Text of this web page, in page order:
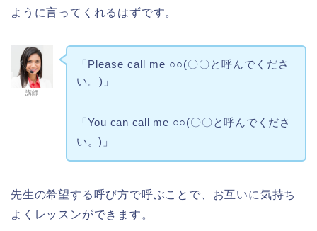
ように言ってくれるはずです。
講師
「Please call me ○○(〇〇と呼んでくださ
い。)」
「You can call me ○○(〇〇と呼んでくださ
い。)」
先生の希望する呼び方で呼ぶことで、お互いに気持ち
よくレッスンができます。